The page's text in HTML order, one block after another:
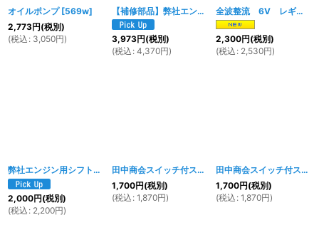
オイルポンプ [569w]
2,773円(税別)
(税込 : 3,050円)
【補修部品】弊社エンジン用 メインハーネス（シャリー用）
3,973円(税別)
(税込 : 4,370円)
全波整流 6V レギュレーター 4ピンタイプ
2,300円(税別)
(税込 : 2,530円)
弊社エンジン用シフトポジションセンサー [1632w
2,000円(税別)
(税込 : 2,200円)
田中商会スイッチ付スロットルホルダー用スロットルワイヤー 680mm
1,700円(税別)
(税込 : 1,870円)
田中商会スイッチ付スロットルホルダー用スロットルワイヤー 830mm
1,700円(税別)
(税込 : 1,870円)